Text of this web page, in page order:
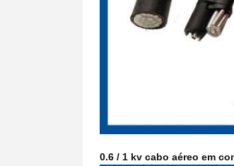
0.6 / 1 kv cabo aéreo em